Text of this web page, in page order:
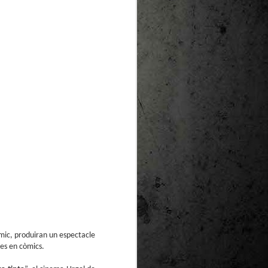
produiran un espectacle
en còmics.
natural de
per a la